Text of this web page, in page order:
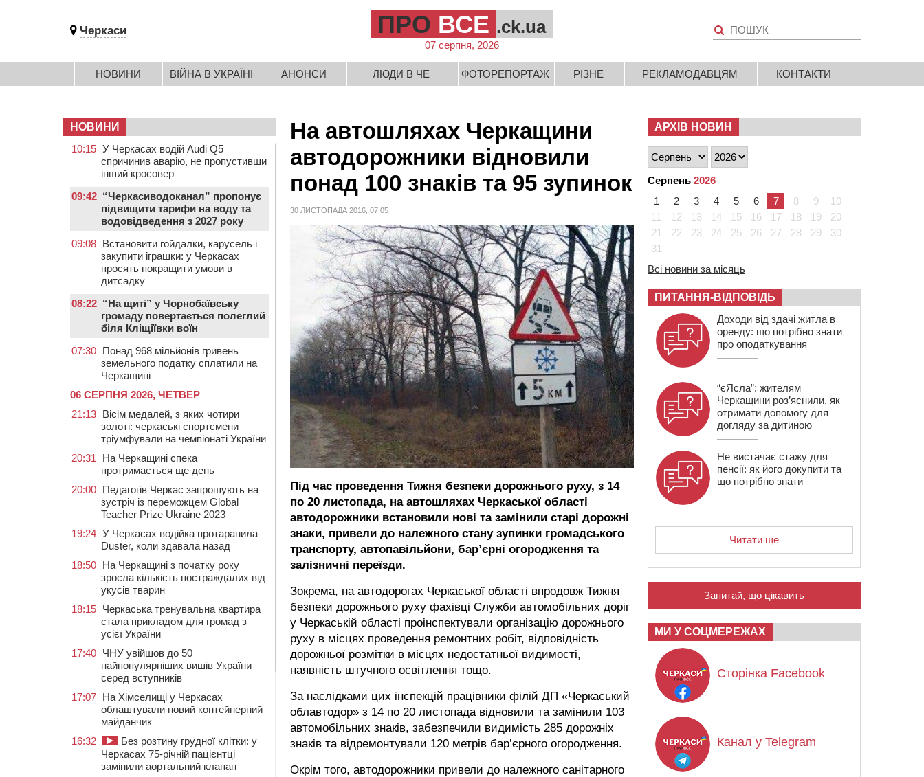
Черкаси ПРО ВСЕ .ck.ua
07 серпня, 2026
НОВИНИ ВІЙНА В УКРАЇНІ АНОНСИ ЛЮДИ В ЧЕ ФОТОРЕПОРТАЖ РІЗНЕ РЕКЛАМОДАВЦЯМ КОНТАКТИ
На автошляхах Черкащини
автодорожники відновили
понад 100 знаків та 95 зупинок
30 ЛИСТОПАДА 2016, 07:05
Під час проведення Тижня безпеки дорожнього руху, з 14
по 20 листопада, на автошляхах Черкаської області
автодорожники встановили нові та замінили старі дорожні
знаки, привели до належного стану зупинки громадського
транспорту, автопавільйони, бар’єрні огородження та
залізничні переїзди.
Зокрема, на автодорогах Черкаської області впродовж Тижня
безпеки дорожнього руху фахівці Служби автомобільних доріг
у Черкаській області проінспектували організацію дорожнього
руху в місцях проведення ремонтних робіт, відповідність
дорожньої розмітки в місцях недостатньої видимості,
наявність штучного освітлення тощо.
За наслідками цих інспекцій працівники філій ДП «Черкаський
облавтодор» з 14 по 20 листопада відновили та замінили 103
автомобільних знаків, забезпечили видимість 285 дорожніх
знаків та відремонтували 120 метрів бар’єрного огородження.
Окрім того, автодорожники привели до належного санітарного
НОВИНИ
10:15 У Черкасах водій Audi Q5
спричинив аварію, не пропустивши
інший кросовер
09:42 “Черкасиводоканал” пропонує
підвищити тарифи на воду та
водовідведення з 2027 року
09:08 Встановити гойдалки, карусель і
закупити іграшки: у Черкасах
просять покращити умови в
дитсадку
08:22 “На щиті” у Чорнобаївську
громаду повертається полеглий
біля Кліщіївки воїн
07:30 Понад 968 мільйонів гривень
земельного податку сплатили на
Черкащині
06 СЕРПНЯ 2026, ЧЕТВЕР
21:13 Вісім медалей, з яких чотири
золоті: черкаські спортсмени
тріумфували на чемпіонаті України
20:31
На Черкащині спека
протримається ще день
20:00 Педагогів Черкас запрошують на
зустріч із переможцем Global
Teacher Prize Ukraine 2023
19:24 У Черкасах водійка протаранила
Duster, коли здавала назад
18:50 На Черкащині з початку року
зросла кількість постраждалих від
укусів тварин
18:15 Черкаська тренувальна квартира
стала прикладом для громад з
усієї України
17:40 ЧНУ увійшов до 50
найпопулярніших вишів України
серед вступників
17:07 На Хімселищі у Черкасах
облаштували новий контейнерний
майданчик
16:32
Без розтину грудної клітки: у
Черкасах 75-річній пацієнтці
замінили аортальний клапан
АРХІВ НОВИН
Серпень 2026
1
2 3 4 5 6 7 8 9
10
11
12 13 14 15 16 17 18 19
20
21
22 23 24 25 26 27 28 29
30
31
Всі новини за місяць
ПИТАННЯ-ВІДПОВІДЬ
Доходи від здачі житла в
оренду: що потрібно знати
про оподаткування
“єЯсла”: жителям
Черкащини роз’яснили, як
отримати допомогу для
догляду за дитиною
Не вистачає стажу для
пенсії: як його докупити та
що потрібно знати
Читати ще
Запитай, що цікавить
МИ У СОЦМЕРЕЖАХ
Сторінка Facebook
Канал у Telegram